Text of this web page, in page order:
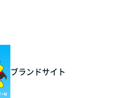
ブランドサイト